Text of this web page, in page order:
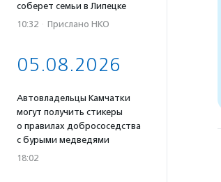
соберет семьи в Липецке
10:32 · Прислано НКО
05.08.2026
Автовладельцы Камчатки
могут получить стикеры
о правилах добрососедства
с бурыми медведями
18:02